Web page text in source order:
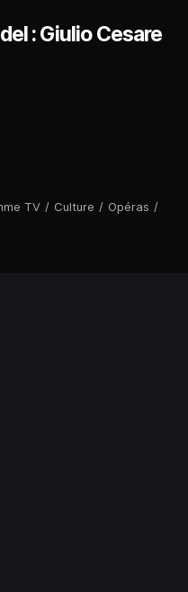
TV / Culture / Opéras /
: Giulio Cesare